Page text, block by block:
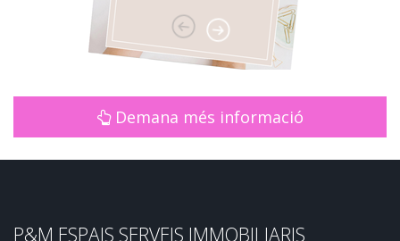
Demana més informació
P&M ESPAIS SERVEIS IMMOBILIARIS